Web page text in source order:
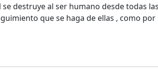
destruye al ser humano desde todas
que se haga de ellas , como por